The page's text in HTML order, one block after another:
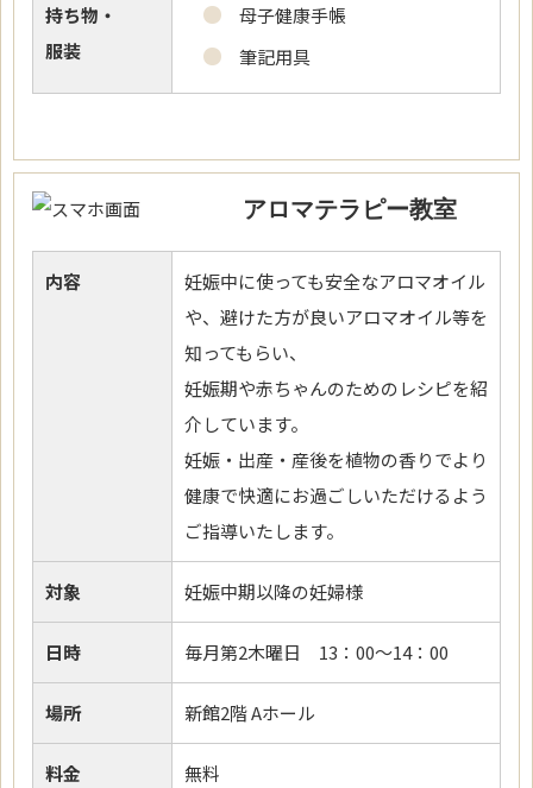
持ち物・
服装
母子健康手帳
筆記用具
アロマテラピー教室
内容
妊娠中に使っても安全なアロマオイル
や、避けた方が良いアロマオイル等を
知ってもらい、
妊娠期や赤ちゃんのためのレシピを紹
介しています。
妊娠・出産・産後を植物の香りでより
健康で快適にお過ごしいただけるよう
ご指導いたします。
対象 妊娠中期以降の妊婦様
日時 毎月第2木曜日 13：00～14：00
場所 新館2階 Aホール
料金 無料